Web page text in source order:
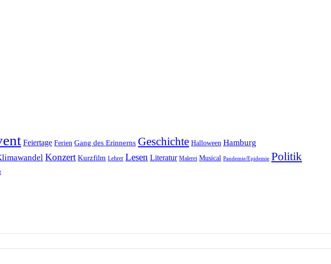
Feiertage Ferien Gang des Erinnerns Geschichte Halloween Hamburg
Konzert Kurzfilm Lehrer Lesen Literatur Malerei Musical Pandemie/Epidemie Politik